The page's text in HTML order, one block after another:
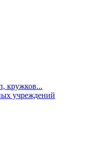
кружков...
учреждений